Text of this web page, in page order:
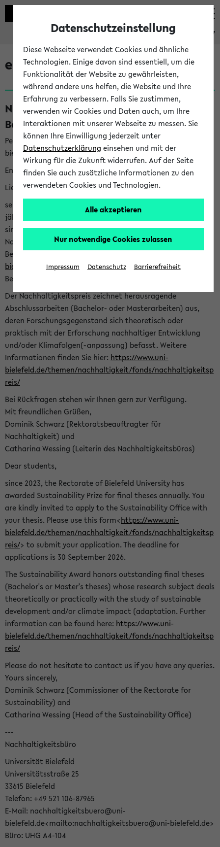
eKVV
eKVV News
Nachhaltigkeitspreis 2026:
Bewerbungsphase gestartet (06.08.26)
Per E-Mail eingestellt von nachhaltigkeitsbuero@uni-
bielefeld.de an den Verteiler 'Alle Studierenden':
English version below
Liebe Studierende,
seit 2023 verleiht das Rektorat der Universität Bielefeld
jährlich den Nachhaltigkeitspreis für Abschlussarbeiten. Sie
sind herzlich eingeladen sich mit Ihrer Abschlussarbeit beim
Nachhaltigkeitsbüro zu bewerben. Bitte nutzen Sie für Ihre
Bewerbung dieses Formular<https://formulare.uni-
bielefeld.de/frontend-server/form/provide/913/>. Die
Bewerbungsfrist endet am 30.09.2026.
Der Nachhaltigkeitspreis zeichnet herausragende
Abschlussarbeiten (Bachelor- oder Masterarbeiten) aus,
deren Forschungsgegenstand sich theoretisch oder
praktisch mit der Erforschung nachhaltiger Entwicklung
und/oder Klimafolgen(-anpassung) befasst. Weitere
Informationen finden Sie hier: https://www.uni-
bielefeld.de/themen/nachhaltigkeit/fonds/nachhaltigkeitsp
reis/
Bei Rückfragen stehen wir Ihnen gern zur Verfügung.
Mit freundlichen Grüßen,
Dominik Schwarz (Rektoratsbeauftragter für
Nachhaltigkeit) und
Catharina Wessing (Leiterin des Nachhaltigkeitsbüros)
Dear students,
since 2023, the Rectorate of Bielefeld University has
awarded Sustainability Prize for final theses annually. You
are kindly invited to apply to the Sustainability Office with
your thesis. Please use this form<https://www.uni-
bielefeld.de/themen/nachhaltigkeit/fonds/nachhaltigkeitsp
reis/> to submit your application. The deadline for
applications is 30 September 2026.
The Sustainability Award honors outstanding final theses
(Bachelor's or Master's theses) whose research subject deals
theoretically or practically with the study of sustainable
development and/or climate impact (adaptation. Further
information can be found here: https://www.uni-
bielefeld.de/themen/nachhaltigkeit/fonds/nachhaltigkeitsp
reis/
Please do not hesitate to contact us if you have any queries.
Yours sincerely,
Dominik Schwarz (Commissioner of the Rectorate for
Sustainability) and
Catharina Wessing (Head of the Sustainability Office)
---
Nachhaltigkeitsbüro
Universität Bielefeld
Universitätsstraße 25
33615 Bielefeld
Telefon: +49 521 106-87965
E-Mail: nachhaltigkeitsbuero@uni-
bielefeld.de<mailto:nachhaltigkeitsbuero@uni-bielefeld.de>
Büro: UHG A4-104
Datenschutzeinstellung
Diese Webseite verwendet Cookies und ähnliche
Technologien. Einige davon sind essentiell, um die
Funktionalität der Website zu gewährleisten,
während andere uns helfen, die Website und Ihre
Erfahrung zu verbessern. Falls Sie zustimmen,
verwenden wir Cookies und Daten auch, um Ihre
Interaktionen mit unserer Webseite zu messen. Sie
können Ihre Einwilligung jederzeit unter
Datenschutzerklärung einsehen und mit der
Wirkung für die Zukunft widerrufen. Auf der Seite
finden Sie auch zusätzliche Informationen zu den
verwendeten Cookies und Technologien.
Alle akzeptieren
Nur notwendige Cookies zulassen
Impressum Datenschutz Barrierefreiheit